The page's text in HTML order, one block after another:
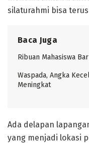
silaturahmi bisa
Baca Juga
Ribuan Mahasiswa
Waspada, Angka
Meningkat
Ada delapan
yang menjadi lokasi